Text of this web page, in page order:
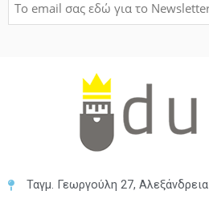
Ταγμ. Γεωργούλη 27, Αλεξάνδρεια